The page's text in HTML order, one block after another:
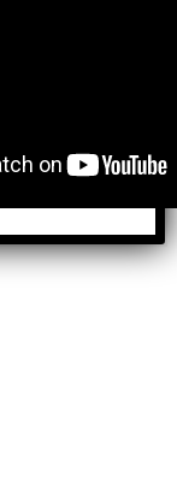
Todos los
uso de los